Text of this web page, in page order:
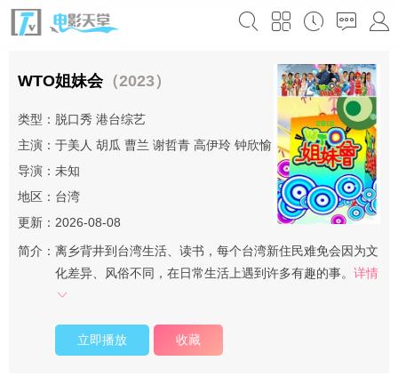
WTO姐妹会（2023）
类型： 脱口秀 港台综艺
主演： 于美人 胡瓜 曹兰 谢哲青 高伊玲 钟欣愉
导演：未知
地区： 台湾
更新：2026-08-08
简介： 离乡背井到台湾生活、读书，每个台湾新住民难免会因为文
化差异、风俗不同，在日常生活上遇到许多有趣的事。 详情
立即播放 收藏